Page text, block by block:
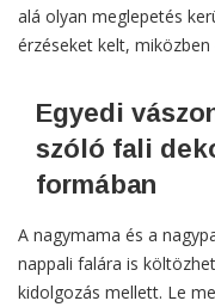
alá olyan meglepetés
érzéseket kelt,
Egyedi
szóló fali
formában
A nagymama és a
nappali falára is
kidolgozás mellett. Le